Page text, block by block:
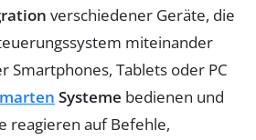
verschiedener Geräte, die
miteinander
Smartphones, Tablets oder PC
Systeme bedienen und
reagieren auf Befehle,